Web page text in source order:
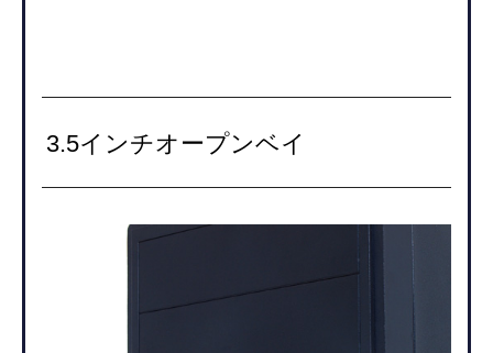
3.5インチオープンベイ